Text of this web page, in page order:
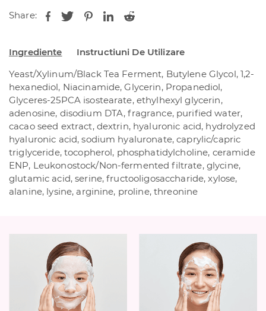
Share:
Ingrediente Instructiuni De Utilizare
Yeast/Xylinum/Black Tea Ferment, Butylene Glycol, 1,2-
hexanediol, Niacinamide, Glycerin, Propanediol,
Glyceres-25PCA isostearate, ethylhexyl glycerin,
adenosine, disodium DTA, fragrance, purified water,
cacao seed extract, dextrin, hyaluronic acid, hydrolyzed
hyaluronic acid, sodium hyaluronate, caprylic/capric
triglyceride, tocopherol, phosphatidylcholine, ceramide
ENP, Leukonostock/Non-fermented filtrate, glycine,
glutamic acid, serine, fructooligosaccharide, xylose,
alanine, lysine, arginine, proline, threonine